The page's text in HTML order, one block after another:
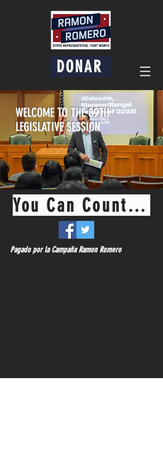
DONAR
WELCOME TO THE 89TH
LEGISLATIVE SESSION
You Can Count On Me Ramon!
Pagado por la Campaña Ramon Romero